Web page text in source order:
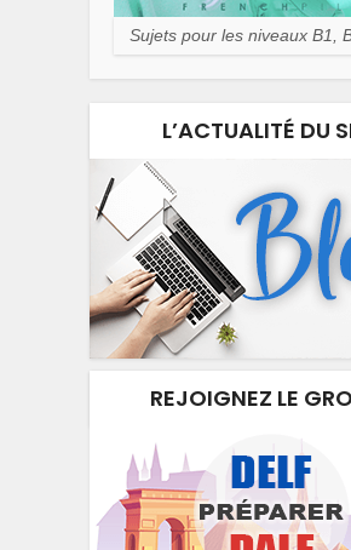
Sujets pour les niveaux B1,
L’ACTUALITÉ DU
REJOIGNEZ LE